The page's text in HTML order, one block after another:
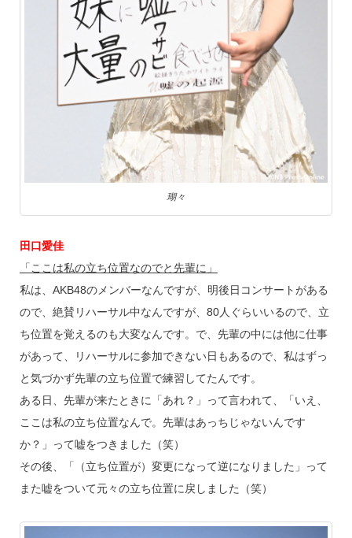
瑚々
田口愛佳
「ここは私の立ち位置なのでと先輩に」
私は、AKB48のメンバーなんですが、明後日コンサートがある
ので、絶賛リハーサル中なんですが、80人ぐらいいるので、立
ち位置を覚えるのも大変なんです。で、先輩の中には他に仕事
があって、リハーサルに参加できない日もあるので、私はずっ
と気づかず先輩の立ち位置で練習してたんです。
ある日、先輩が来たときに「あれ？」って言われて、「いえ、
ここは私の立ち位置なんで。先輩はあっちじゃないんです
か？」って嘘をつきました（笑）
その後、「（立ち位置が）変更になって逆になりました」って
また嘘をついて元々の立ち位置に戻しました（笑）